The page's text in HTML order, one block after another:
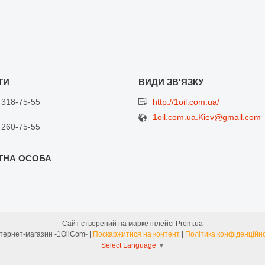
75-55
75-55
http://1oil.com.ua/
1oil.com.ua.Kiev@gmail.com
Сайт створений на маркетплейсі Prom.ua
Поскаржитися на контент
Політика
Select Language ▼